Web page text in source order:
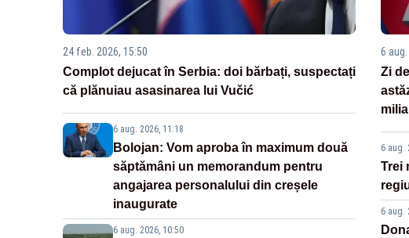
24 feb. 2026, 15:50
Complot dejucat în Serbia: doi bărbați, suspectați
că plănuiau asasinarea lui Vučić
6 aug. 2026, 11:18
Bolojan: Vom aproba în maximum două
săptămâni un memorandum pentru
angajarea personalului din creșele
inaugurate
6 aug. 2026, 10:50
6
Zi
6 aug.
Trei
6 aug.